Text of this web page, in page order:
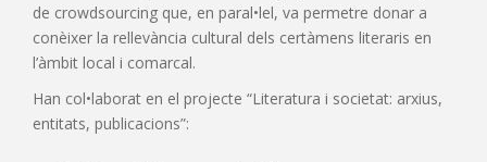
de crowdsourcing que, en paral•lel, va permetre donar a
conèixer la rellevància cultural dels certàmens literaris en
l’àmbit local i comarcal.
Han col•laborat en el projecte “Literatura i societat: arxius,
entitats, publicacions”: